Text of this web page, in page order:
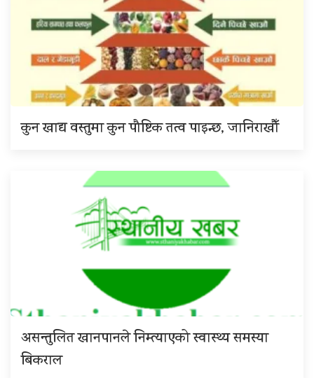
कुन खाद्य वस्तुमा कुन पौष्टिक तत्व पाइन्छ, जानिराखौँ
असन्तुलित खानपानले निम्त्याएको स्वास्थ्य समस्या
बिकराल